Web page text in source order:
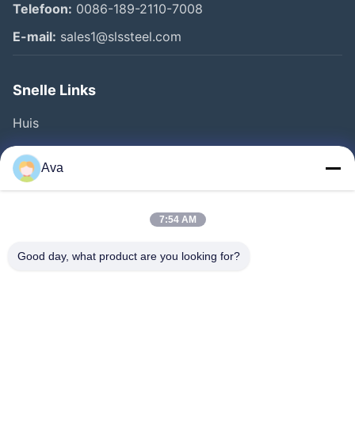
Telefoon: 0086-189-2110-7008
E-mail: sales1@slssteel.com
Snelle Links
Huis
Producten
Video's
Kwaliteitscontrole
Ava
7:54 AM
Good day, what product are you looking for?